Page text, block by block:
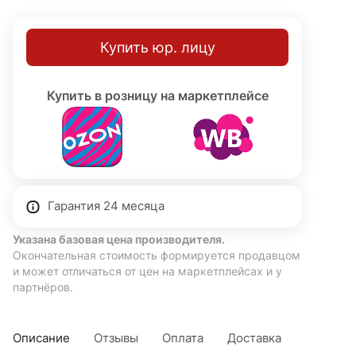
колебаний температур. Цоколь E27, степень защиты
IP54. Гарантия 24 месяца.
Купить юр. лицу
Купить в розницу на маркетплейсе
Гарантия 24 месяца
Указана базовая цена производителя.
Окончательная стоимость формируется продавцом
и может отличаться от цен на маркетплейсах и у
партнёров.
Описание Отзывы Оплата Доставка